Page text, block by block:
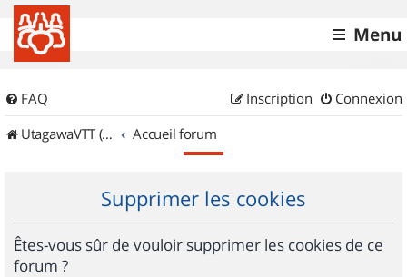
Menu
FAQ Connexion
Inscription
UtagawaVTT (Randos VTT et VTTAE avec traces GPS)
Accueil forum
Supprimer les cookies
Êtes-vous sûr de vouloir supprimer les cookies de ce
forum ?